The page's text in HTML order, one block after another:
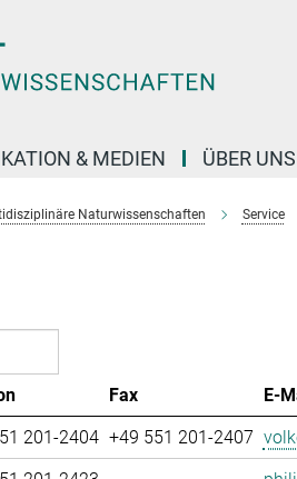
& MEDIEN ÜBER UNS
Naturwissenschaften Service
Fax E-
201-2404 +49 551 201-2407